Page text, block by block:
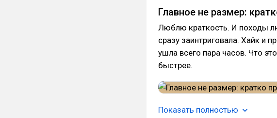
Главное не размер:
Люблю краткость. И походы
сразу заинтриговала. Хайк и
ушла всего пара часов. Что
быстрее.
Показать полностью